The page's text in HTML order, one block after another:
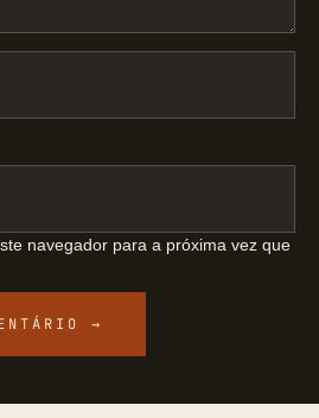
navegador para a próxima vez que